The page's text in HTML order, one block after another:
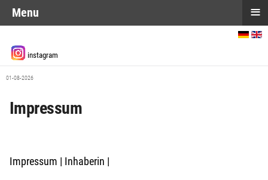
instagram
01-08-2026
Impressum
Impressum | Inhaberin |
Menu ≡